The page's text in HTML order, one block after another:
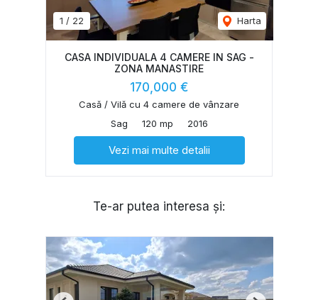
1 / 22 Harta
CASA INDIVIDUALA 4 CAMERE IN SAG -
ZONA MANASTIRE
170,000 €
Casă / Vilă cu 4 camere de vânzare
Sag
120 mp 2016
Vezi mai multe detalii
Te-ar putea interesa și: